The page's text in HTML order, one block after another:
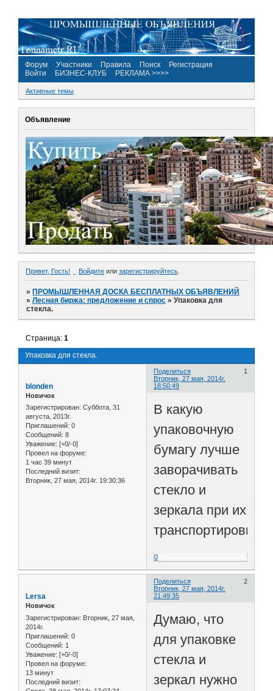
Форум Участники Правила Поиск
Регистрация
Войти
БИЗНЕС-КЛУБ РЕКЛАМА >>>>
Активные темы
Объявление
Привет, Гость! Войдите или зарегистрируйтесь
»ПРОМЫШЛЕННАЯ ДОСКА БЕСПЛАТНЫХ ОБЪЯВЛЕНИЙ
»Лесная биржа: предложение и спрос »Упаковка для
стекла.
Упаковка для стекла.
Страница:1
Поделиться
1
Вторник, 27 мая, 2014г.
18:50:49
blonden
Новичок
Зарегистрирован: Суббота, 31
августа, 2013г.
Приглашений: 0
Сообщений: 8
Уважение: [+0/-0]
Провел на форуме:
1 час 39 минут
Последний визит:
Вторник, 27 мая, 2014г. 19:30:36
В какую
упаковочную
бумагу лучше
заворачивать
стекло и
зеркала при их
транспортировке?
0
Поделиться
2
Вторник, 27 мая, 2014г.
21:49:35
Lersa
Новичок
Зарегистрирован: Вторник, 27 мая,
2014г.
Приглашений: 0
Сообщений: 1
Уважение: [+0/-0]
Провел на форуме:
13 минут
Последний визит:
Думаю, что
для упаковке
стекла и
зеркал нужно